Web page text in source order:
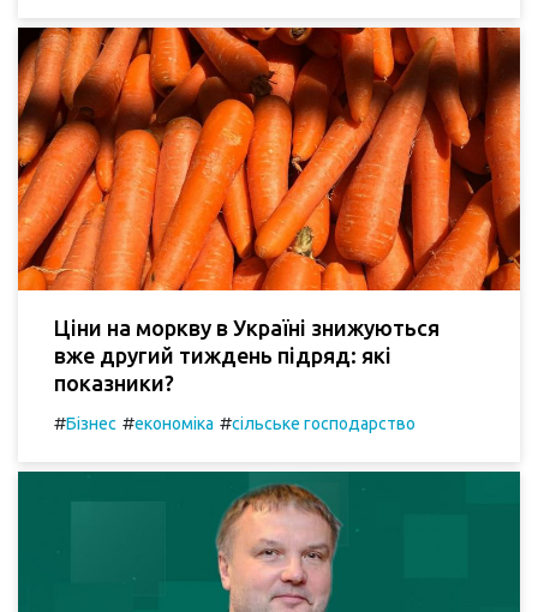
Ціни на моркву в Україні знижуються
вже другий тиждень підряд: які
показники?
#Бізнес #економіка #сільське господарство